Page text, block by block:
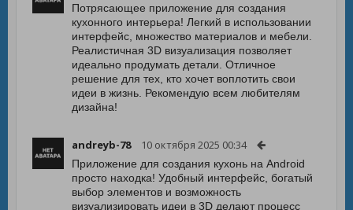
Потрясающее приложение для создания
кухонного интерьера! Легкий в использовании
интерфейс, множество материалов и мебели.
Реалистичная 3D визуализация позволяет
идеально продумать детали. Отличное
решение для тех, кто хочет воплотить свои
идеи в жизнь. Рекомендую всем любителям
дизайна!
andreyb-78 10 октября 2025 00:34
Приложение для создания кухонь на Android
просто находка! Удобный интерфейс, богатый
выбор элементов и возможность
визуализировать идеи в 3D делают процесс